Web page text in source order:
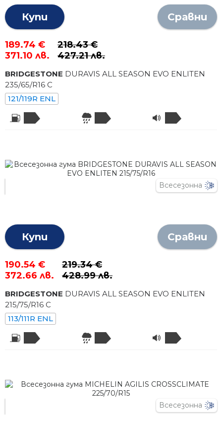
Купи Сравни
189.74 €
371.10 лв.
218.43 €
427.21 лв.
BRIDGESTONE DURAVIS ALL SEASON EVO ENLITEN
235/65/R16 C
121/119R ENL
Всесезонна
Купи Сравни
190.54 €
372.66 лв.
219.34 €
428.99 лв.
BRIDGESTONE DURAVIS ALL SEASON EVO ENLITEN
215/75/R16 C
113/111R ENL
Всесезонна